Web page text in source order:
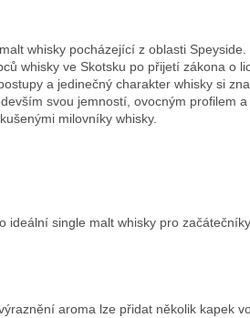
whisky pocházející z oblasti
whisky ve Skotsku po přijetí zákona o
a jedinečný charakter whisky si
svou jemností, ovocným profilem
milovníky whisky.
ideální single malt whisky pro
aroma lze přidat několik kapek